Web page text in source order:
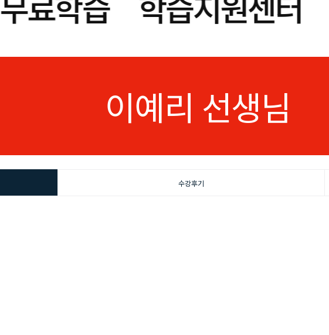
이예리 선생님
수강후기